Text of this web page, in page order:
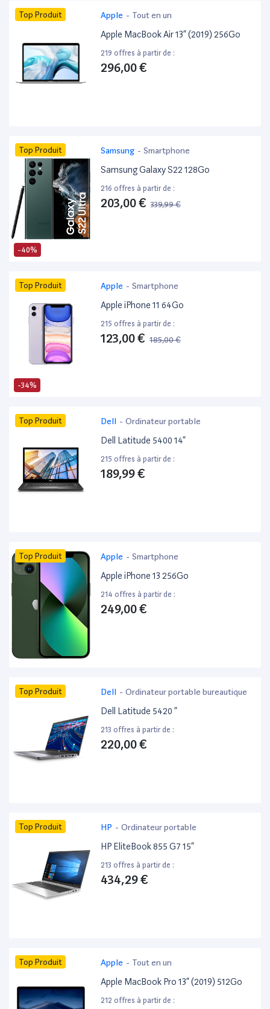
Top Produit Apple - Tout en un
Apple MacBook Air 13” (2019) 256Go
219 offres à partir de :
296,00 €
-40%
Top Produit Samsung - Smartphone
Samsung Galaxy S22 128Go
216 offres à partir de :
203,00 € 339,99 €
-34%
Top Produit Apple - Smartphone
Apple iPhone 11 64Go
215 offres à partir de :
123,00 € 185,00 €
Top Produit Dell - Ordinateur portable
Dell Latitude 5400 14”
215 offres à partir de :
189,99 €
Top Produit Apple - Smartphone
Apple iPhone 13 256Go
214 offres à partir de :
249,00 €
Top Produit Dell - Ordinateur portable bureautique
Dell Latitude 5420 ”
213 offres à partir de :
220,00 €
Top Produit HP - Ordinateur portable
HP EliteBook 855 G7 15”
213 offres à partir de :
434,29 €
Top Produit Apple - Tout en un
Apple MacBook Pro 13” (2019) 512Go
212 offres à partir de :